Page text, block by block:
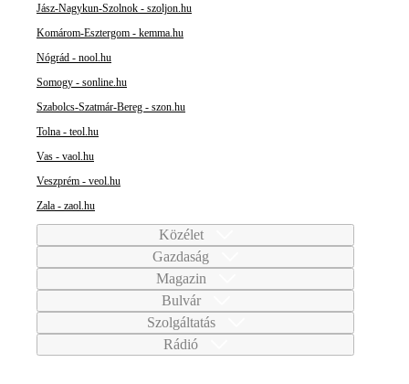
Jász-Nagykun-Szolnok - szoljon.hu
Komárom-Esztergom - kemma.hu
Nógrád - nool.hu
Somogy - sonline.hu
Szabolcs-Szatmár-Bereg - szon.hu
Tolna - teol.hu
Vas - vaol.hu
Veszprém - veol.hu
Zala - zaol.hu
Közélet
Gazdaság
Magazin
Bulvár
Szolgáltatás
Rádió